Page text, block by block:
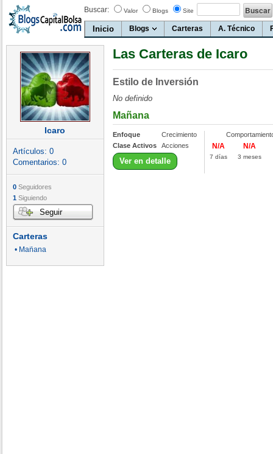
Buscar: Valor Blogs Site
Inicio Blogs Carteras A. Técnico
Icaro
Artículos: 0
Comentarios: 0
0 Seguidores
1 Siguiendo
Seguir
Carteras
• Mañana
Las Carteras de Icaro
Estilo de Inversión
No definido
Mañana
Enfoque
Crecimiento
Clase Activos
Acciones
Ver en detalle
N/A
7 días
N/A
3 meses